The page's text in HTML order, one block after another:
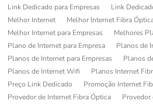
Link Dedicado para Empresas
Link
Melhor Internet
Melhor Internet Fibra
Melhor Internet para Empresas
Melhores
Plano de Internet para Empresa
Planos de
Planos de Internet para Empresas
Planos
Planos de Internet Wifi
Planos Internet
Preço Link Dedicado
Promoção Internet
Provedor de Internet Fibra Óptica
Provedor